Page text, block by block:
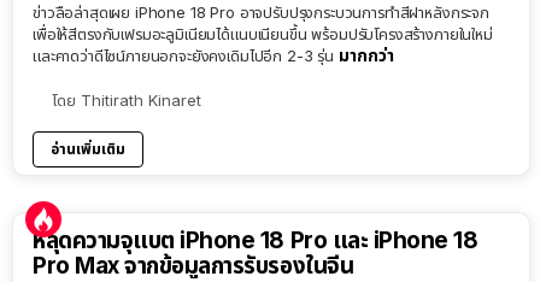
ข่าวลือล่าสุดเผย iPhone 18 Pro อาจปรับปรุงกระบวนการทำสีฝาหลังกระจก
เพื่อให้สีตรงกับเฟรมอะลูมิเนียมได้แนบเนียนขึ้น พร้อมปรับโครงสร้างภายในใหม่
และคาดว่าดีไซน์ภายนอกจะยังคงเดิมไปอีก 2-3 รุ่น มากกว่า
โดย Thitirath Kinaret
อ่านเพิ่มเติม
หลุดความจุแบต iPhone 18 Pro และ iPhone 18
Pro Max จากข้อมูลการรับรองในจีน